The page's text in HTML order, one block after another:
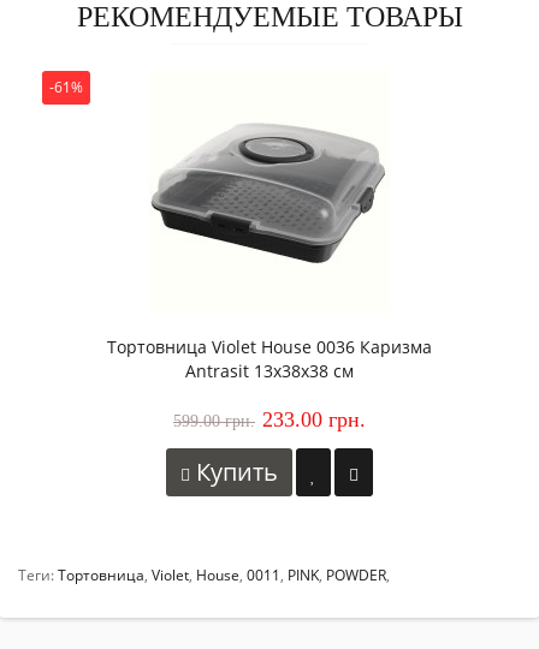
РЕКОМЕНДУЕМЫЕ ТОВАРЫ
-61%
Тортовница Violet House 0036 Каризма
Antrasit 13х38х38 см
599.00 грн. 233.00 грн.
Купить
Теги:Тортовница, Violet, House, 0011, PINK, POWDER,